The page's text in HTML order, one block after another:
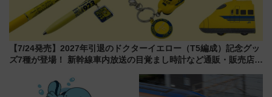
【7/24発売】2027年引退のドクターイエロー（T5編成）記念グッ
ズ7種が登場！ 新幹線車内放送の目覚まし時計など通販・販売店舗